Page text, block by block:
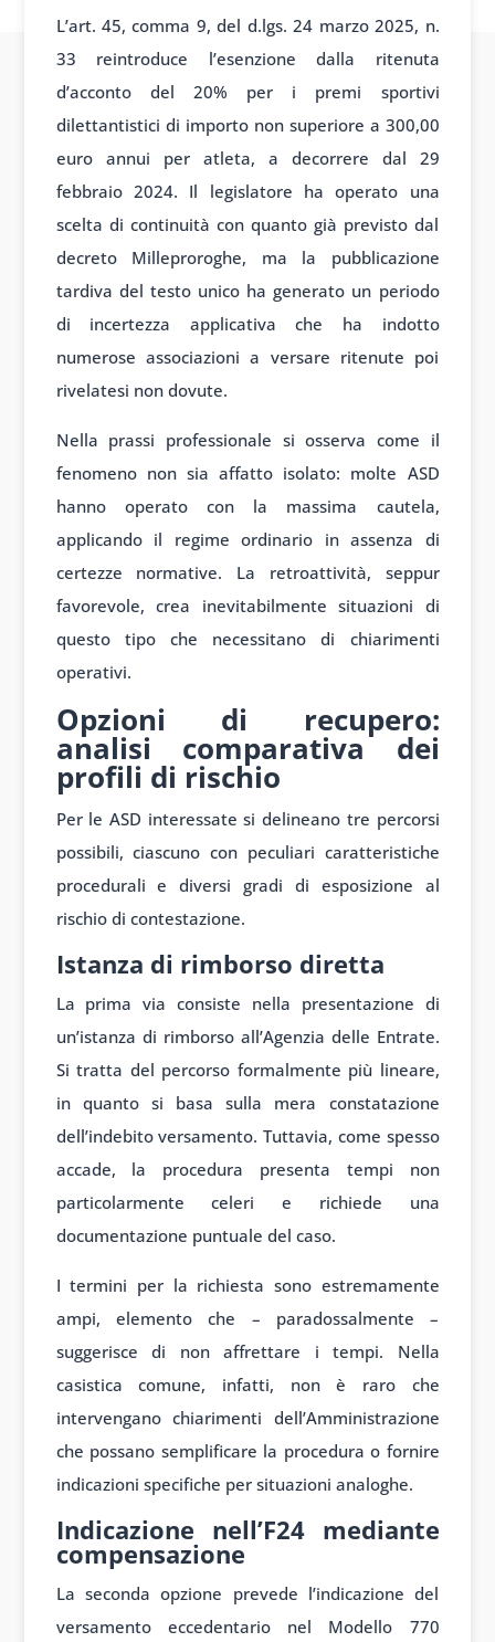
L’art. 45, comma 9, del d.lgs. 24 marzo 2025, n.
33 reintroduce l’esenzione dalla ritenuta
d’acconto del 20% per i premi sportivi
dilettantistici di importo non superiore a 300,00
euro annui per atleta, a decorrere dal 29
febbraio 2024. Il legislatore ha operato una
scelta di continuità con quanto già previsto dal
decreto Milleproroghe, ma la pubblicazione
tardiva del testo unico ha generato un periodo
di incertezza applicativa che ha indotto
numerose associazioni a versare ritenute poi
rivelatesi non dovute.
Nella prassi professionale si osserva come il
fenomeno non sia affatto isolato: molte ASD
hanno operato con la massima cautela,
applicando il regime ordinario in assenza di
certezze normative. La retroattività, seppur
favorevole, crea inevitabilmente situazioni di
questo tipo che necessitano di chiarimenti
operativi.
Opzioni di recupero:
analisi comparativa dei
profili di rischio
Per le ASD interessate si delineano tre percorsi
possibili, ciascuno con peculiari caratteristiche
procedurali e diversi gradi di esposizione al
rischio di contestazione.
Istanza di rimborso diretta
La prima via consiste nella presentazione di
un’istanza di rimborso all’Agenzia delle Entrate.
Si tratta del percorso formalmente più lineare,
in quanto si basa sulla mera constatazione
dell’indebito versamento. Tuttavia, come spesso
accade, la procedura presenta tempi non
particolarmente celeri e richiede una
documentazione puntuale del caso.
I termini per la richiesta sono estremamente
ampi, elemento che – paradossalmente –
suggerisce di non affrettare i tempi. Nella
casistica comune, infatti, non è raro che
intervengano chiarimenti dell’Amministrazione
che possano semplificare la procedura o fornire
indicazioni specifiche per situazioni analoghe.
Indicazione nell’F24 mediante
compensazione
La seconda opzione prevede l’indicazione del
versamento eccedentario nel Modello 770